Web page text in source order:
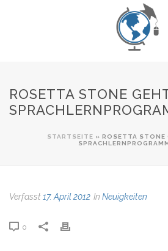
ROSETTA STONE
STARTSEITE » ROSETTA STONE
Verfasst 17. April 2012 In Neuigkeiten
0